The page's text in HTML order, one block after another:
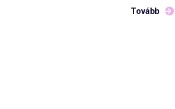
zeneigazgatója, aki a július 24-én a
Dóm térre érkező Cinefonic filmzenei
Tovább